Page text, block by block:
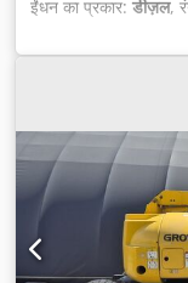
ईंधन का प्रकार: डीज़ल,